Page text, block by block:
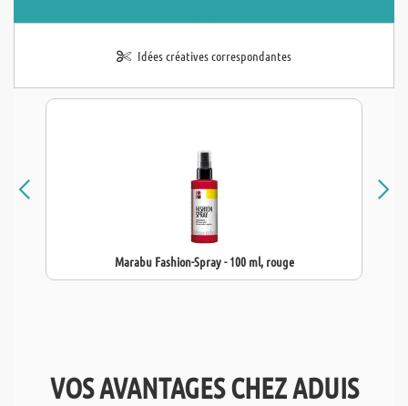
Idées créatives correspondantes
Marabu Fashion-Spray - 100 ml, rouge
VOS AVANTAGES CHEZ ADUIS